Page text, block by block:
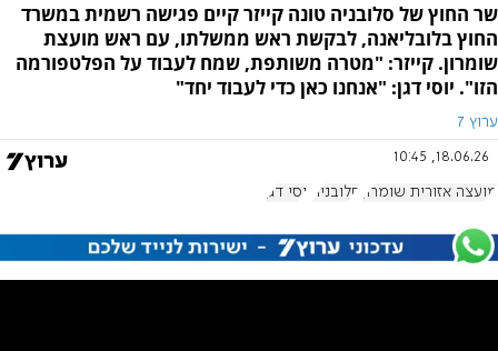
שר החוץ של סלובניה טונה קייזר קיים פגישה רשמית במשרד
החוץ בלובליאנה, לבקשת ראש ממשלתו, עם ראש מועצת
שומרון. קייזר: "מטרה משותפת, שמח לעבוד על הפלטפורמה
הזו". יוסי דגן: "אנחנו כאן כדי לעבוד יחד"
ערוץ 7
18.06.26, 10:45
מועצה אזורית שומרון סלובניה יוסי דגן